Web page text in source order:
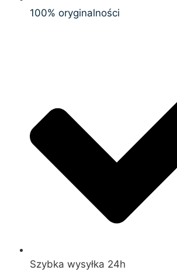
100% oryginalności
Szybka wysyłka 24h